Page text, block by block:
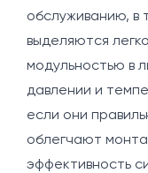
обслуживанию, в
выделяются
модульностью в
давлении и
если они
облегчают
эффективность